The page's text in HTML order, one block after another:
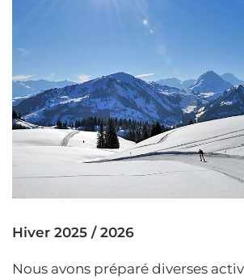
Hiver 2025 / 2026
Nous avons préparé diverses